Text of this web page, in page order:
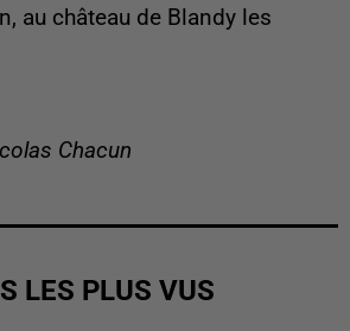
au château de Blandy les
Chacun
LES PLUS VUS